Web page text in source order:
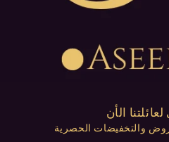
الأن
والتخفيضات الحصرية